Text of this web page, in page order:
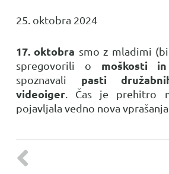
25. oktobra 2024
17. oktobra smo z mladimi
spregovorili o moškosti
spoznavali pasti
videoiger . Čas je prehitro
pojavljala vedno nova vprašanja.